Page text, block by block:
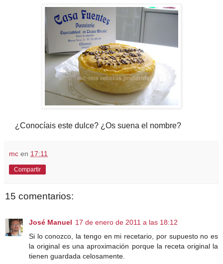
¿Conocíais este dulce? ¿Os suena el nombre?
mc en 17:11
Compartir
15 comentarios:
José Manuel 17 de enero de 2011 a las 18:12
Si lo conozco, la tengo en mi recetario, por supuesto no es
la original es una aproximación porque la receta original la
tienen guardada celosamente.